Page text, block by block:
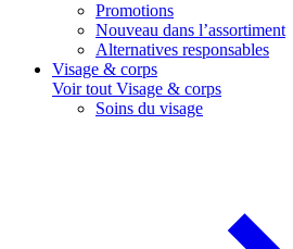
Promotions
Nouveau dans l’assortiment
Alternatives responsables
Visage & corps
Voir tout Visage & corps
Soins du visage